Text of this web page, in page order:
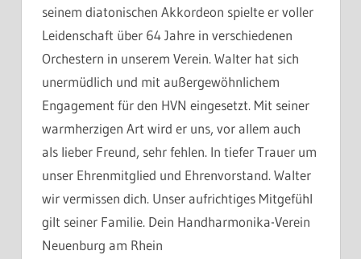
seinem diatonischen Akkordeon spielte er voller
Leidenschaft über 64 Jahre in verschiedenen
Orchestern in unserem Verein. Walter hat sich
unermüdlich und mit außergewöhnlichem
Engagement für den HVN eingesetzt. Mit seiner
warmherzigen Art wird er uns, vor allem auch
als lieber Freund, sehr fehlen. In tiefer Trauer um
unser Ehrenmitglied und Ehrenvorstand. Walter
wir vermissen dich. Unser aufrichtiges Mitgefühl
gilt seiner Familie. Dein Handharmonika-Verein
Neuenburg am Rhein